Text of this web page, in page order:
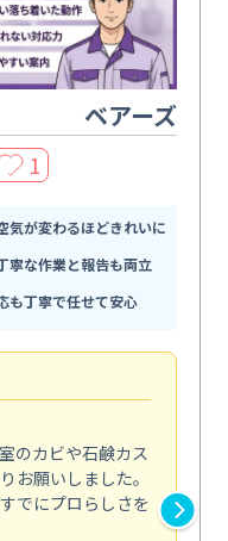
ベアーズ
1
気が変わるほどきれいに
寧な作業と報告も両立
も丁寧で任せて安心
のカビや石鹸カス
お願いしました。
でにプロらしさを